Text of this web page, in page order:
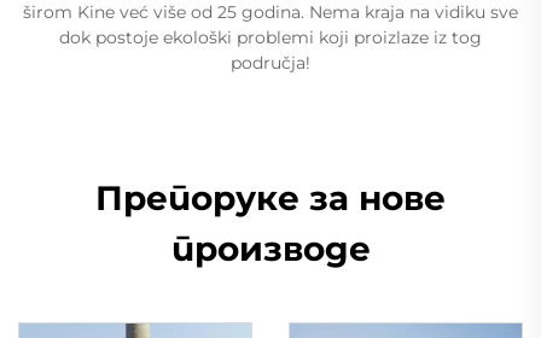
širom Kine već više od 25 godina. Nema kraja na vidiku sve
dok postoje ekološki problemi koji proizlaze iz tog
područja!
Препоруке за нове
производе